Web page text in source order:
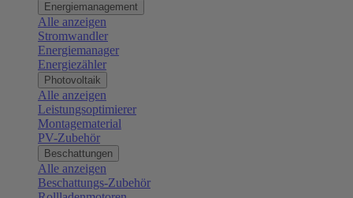
Energiemanagement
Alle anzeigen
Stromwandler
Energiemanager
Energiezähler
Photovoltaik
Alle anzeigen
Leistungsoptimierer
Montagematerial
PV-Zubehör
Beschattungen
Alle anzeigen
Beschattungs-Zubehör